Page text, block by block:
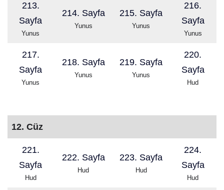
213.
Sayfa
Yunus
214. Sayfa
Yunus
215. Sayfa
Yunus
216.
Sayfa
Yunus
217.
Sayfa
Yunus
218. Sayfa
Yunus
219. Sayfa
Yunus
220.
Sayfa
Hud
12. Cüz
221.
Sayfa
Hud
222. Sayfa
Hud
223. Sayfa
Hud
224.
Sayfa
Hud